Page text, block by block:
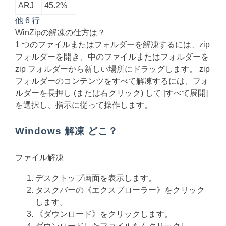
ARJ
45.2%
他 6 行
WinZipの解凍の仕方は？
1 つのファイルまたはフォルダーを解凍するには、zip
フォルダーを開き、中のファイルまたはフォルダーを
zip フォルダーから新しい場所にドラッグします。 zip
フォルダーのコンテンツをすべて解凍するには、フォ
ルダーを長押し (または右クリック) して [すべて展開]
を選択し、指示に従って操作します。
Windows 解凍 どこ？
ファイル解凍
デスクトップ画面を表示します。
タスクバーの《エクスプローラー》をクリック
します。
《ダウンロード》をクリックします。